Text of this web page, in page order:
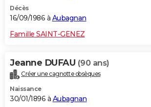
Décès
16/09/1986 à Aubagnan
Famille SAINT-GENEZ
Jeanne DUFAU (90 ans)
Créer une cagnotte obsèques
Naissance
30/01/1896 à Aubagnan